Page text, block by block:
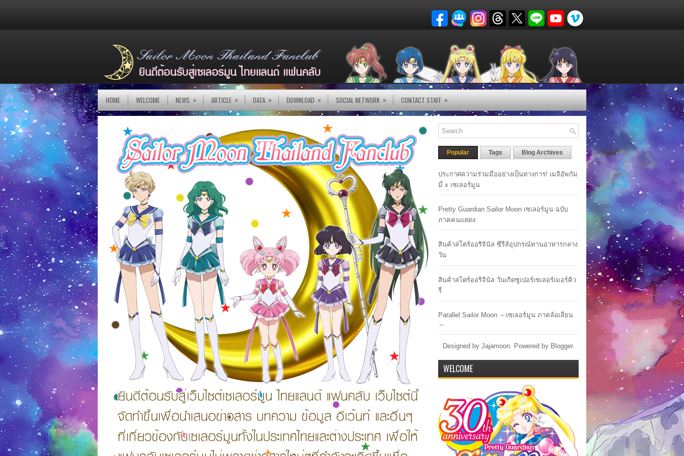
HOME WELCOME NEWS » ARTICLE » DATA » DOWNLOAD » SOCIAL NETWORK » CONTACT STAFF »
Popular Tags Blog Archives
ประกาศความร่วมมืออย่างเป็นทางการ! เมจิอัพกัม
มี่ x เซเลอร์มูน
Pretty Guardian Sailor Moon เซเลอร์มูน ฉบับ
ภาคคนแสดง
สินค้าสโตร์ออริจินัล ซีรีส์อุปกรณ์ทานอาหารกลาง
วัน
สินค้าสโตร์ออริจินัล วันเกิดซูเปอร์เซเลอร์เมอร์คิว
รี่
Parallel Sailor Moon ～เซเลอร์มูน ภาคล้อเลียน
～
Designed by Jajamoon. Powered by Blogger.
WELCOME